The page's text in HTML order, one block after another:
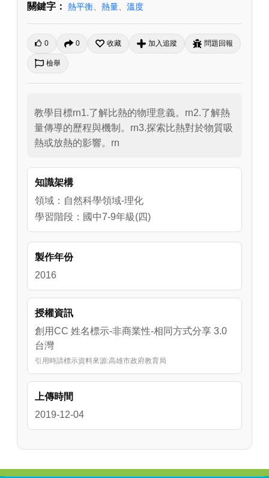
關鍵字： 熱平衡 熱量 溫度
0 0 收藏 加入追蹤 問題回報
檢舉
教學目標rn1.了解比熱的物理意義。rn2.了解熱
量傳導的歷程與機制。rn3.探索比熱對於物質吸
熱或放熱的影響。rn
知識架構
領域：自然科學領域-理化
學習階段：國中7-9年級(四)
製作年份
2016
授權資訊
創用CC 姓名標示-非商業性-相同方式分享 3.0
台灣
引用時請標示資料來源:高雄市政府教育局
上傳時間
2019-12-04